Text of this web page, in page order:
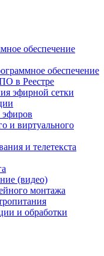
обеспечение
обеспечение
в Реестре
эфирной сетки
и виртуального
и телетекста
(видео)
монтажа
и обработки